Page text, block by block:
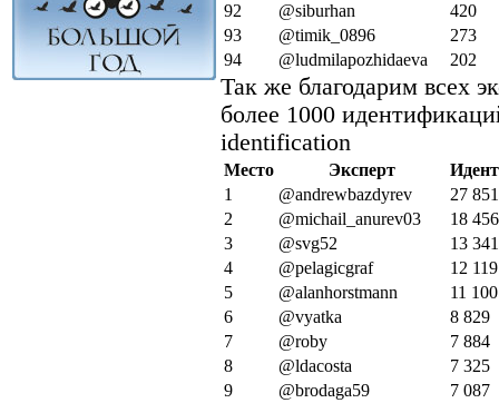
92
@siburhan
420
93
@timik_0896
273
94
@ludmilapozhidaeva 202
Так же благодарим всех
более 1000
identification
Место Эксперт
1
@andrewbazdyrev
27 851
2
@michail_anurev03
18 456
3
@svg52
13 341
4
@pelagicgraf
12 119
5
@alanhorstmann
11 100
6
@vyatka
8 829
7
@roby
7 884
8
@ldacosta
7 325
9
@brodaga59
7 087